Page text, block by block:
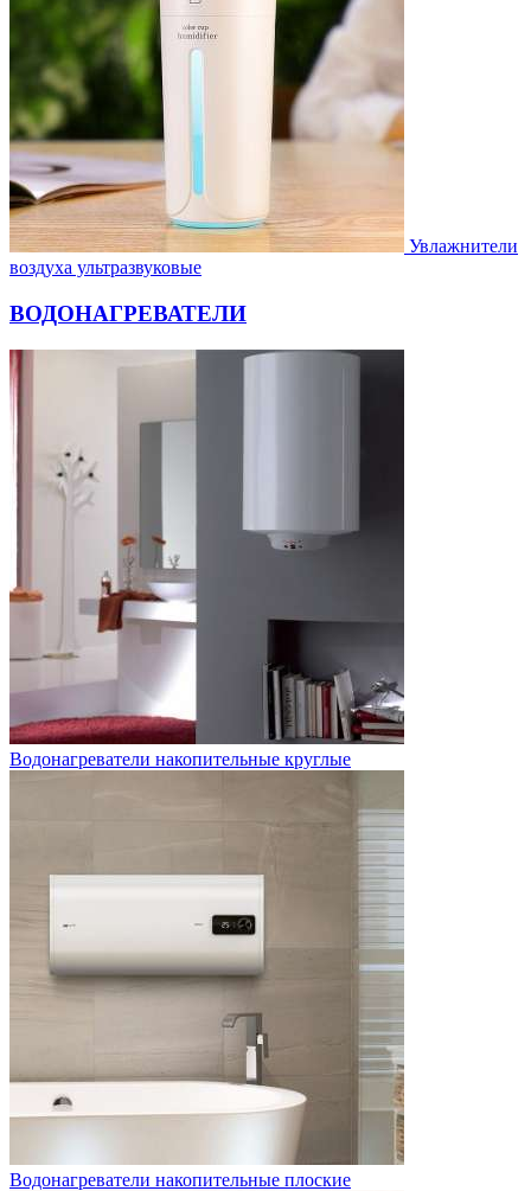
Увлажнители
воздуха ультразвуковые
ВОДОНАГРЕВАТЕЛИ
Водонагреватели накопительные круглые
Водонагреватели накопительные плоские